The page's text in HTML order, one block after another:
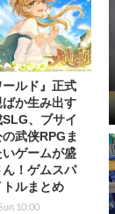
ールド』正式
ばか生み出す
、ブサイ
武侠RPGま
ゲームが盛
ん！ゲムスパ
ルまとめ
10:00